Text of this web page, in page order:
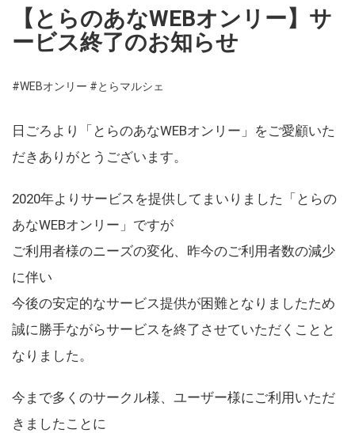
【とらのあなWEBオンリー】サ
ービス終了のお知らせ
#WEBオンリー #とらマルシェ
日ごろより「とらのあなWEBオンリー」をご愛顧いた
だきありがとうございます。
2020年よりサービスを提供してまいりました「とらの
あなWEBオンリー」ですが
ご利用者様のニーズの変化、昨今のご利用者数の減少
に伴い
今後の安定的なサービス提供が困難となりましたため
誠に勝手ながらサービスを終了させていただくことと
なりました。
今まで多くのサークル様、ユーザー様にご利用いただ
きましたことに